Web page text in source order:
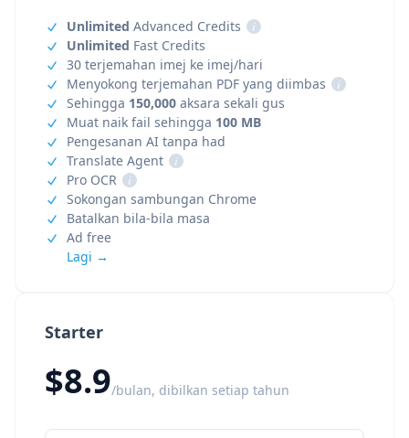
Starter
$8.9/bulan, dibilkan setiap tahun
Unlimited Advanced Credits
i
Unlimited Fast Credits
30 terjemahan imej ke imej/hari
Menyokong terjemahan PDF yang diimbas
i
Sehingga 150,000 aksara sekali gus
Muat naik fail sehingga 100 MB
Pengesanan AI tanpa had
Translate Agent
i
Pro OCR
i
Sokongan sambungan Chrome
Batalkan bila-bila masa
Ad free
Lagi →